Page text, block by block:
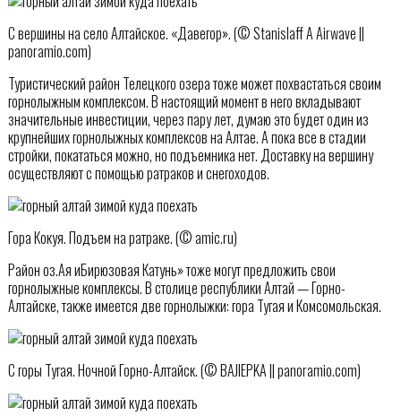
С вершины на село Алтайское. «Давегор». (© Stanislaff A Airwave ||
panoramio.com)
Туристический район Телецкого озера тоже может похвастаться своим
горнолыжным комплексом. В настоящий момент в него вкладывают
значительные инвестиции, через пару лет, думаю это будет один из
крупнейших горнолыжных комплексов на Алтае. А пока все в стадии
стройки, покататься можно, но подъемника нет. Доставку на вершину
осуществляют с помощью ратраков и снегоходов.
Гора Кокуя. Подъем на ратраке. (© amic.ru)
Район оз.Ая иБирюзовая Катунь» тоже могут предложить свои
горнолыжные комплексы. В столице республики Алтай — Горно-
Алтайске, также имеется две горнолыжки: гора Тугая и Комсомольская.
С горы Тугая. Ночной Горно-Алтайск. (© BAJIEPKA || panoramio.com)